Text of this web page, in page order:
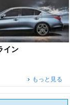
イン
もっと見る